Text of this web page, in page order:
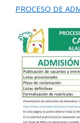
PROCESO DE